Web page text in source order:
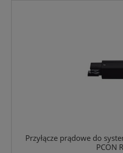
Przyłącze prądowe do
PCON